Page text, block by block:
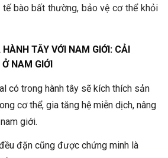
bào bất thường, bảo vệ cơ thể khỏi
TÂY VỚI NAM GIỚI: CẢI
NAM GIỚI
có trong hành tây sẽ kích thích sản
cơ thể, gia tăng hệ miễn dịch, nâng
giới.
đặn cũng được chứng minh là